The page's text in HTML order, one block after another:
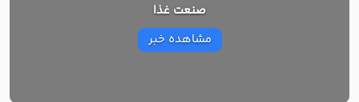
صنعت غذا
مشاهده خبر